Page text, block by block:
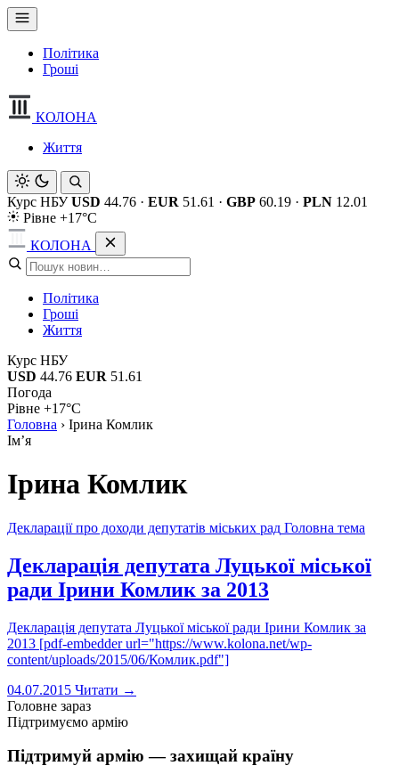
Політика
Гроші
КОЛОНА
Життя
Курс НБУ USD 44.76 · EUR 51.61 · GBP 60.19 · PLN 12.01
Рівне +17°C
КОЛОНА
Політика
Гроші
Життя
Курс НБУ
USD 44.76 EUR 51.61
Погода
Рівне +17°C
Головна › Ірина Комлик
Імʼя
Ірина Комлик
Декларації про доходи депутатів міських рад Головна тема
Декларація депутата Луцької міської
ради Ірини Комлик за 2013
Декларація депутата Луцької міської ради Ірини Комлик за
2013 [pdf-embedder url="https://www.kolona.net/wp-
content/uploads/2015/06/Комлик.pdf"]
04.07.2015 Читати →
Головне зараз
Підтримуємо армію
Підтримуй армію — захищай країну